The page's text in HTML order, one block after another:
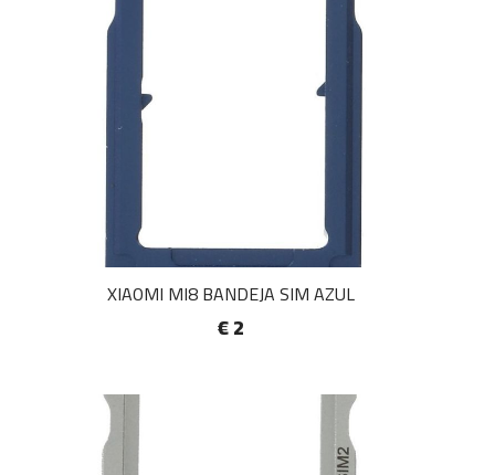
XIAOMI MI8 BANDEJA SIM AZUL
€ 2